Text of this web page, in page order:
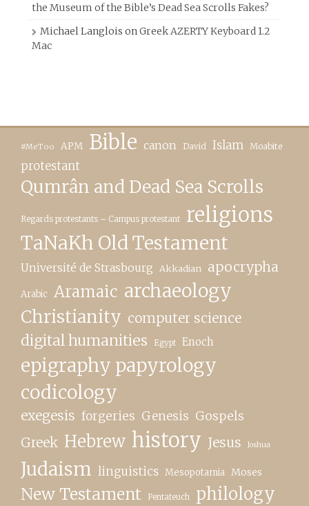
the Museum of the Bible’s Dead Sea Scrolls Fakes?
Michael Langlois onGreek AZERTY Keyboard 1.2
Mac
#MeToo APM Bible canon David Islam Moabite
protestant
Qumrân and Dead Sea Scrolls
Regards protestants – Campus protestant religions
TaNaKh Old Testament
Université de Strasbourg Akkadian apocrypha
Arabic Aramaic archaeology
Christianity computer science
digital humanities Egypt Enoch
epigraphy papyrology
codicology
exegesis forgeries Genesis Gospels
Greek Hebrew history Jesus Joshua
Judaism linguistics Mesopotamia Moses
New Testament Pentateuch philology